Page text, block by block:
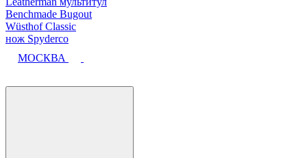
Benchmade Bugout
Wüsthof Classic
нож Spyderco
МОСКВА